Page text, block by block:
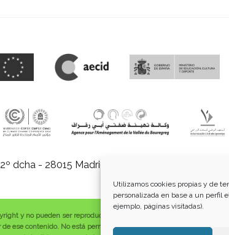
Utilizamos cookies propias y de
personalizada en base a un perfil
ejemplo, páginas visitadas).
dcha - 28015 Madrid |
y no pueden ser reproducidos, distribuidos, transmitidos,
ese contenido. No está permitido borrar o alterar ninguna marca,